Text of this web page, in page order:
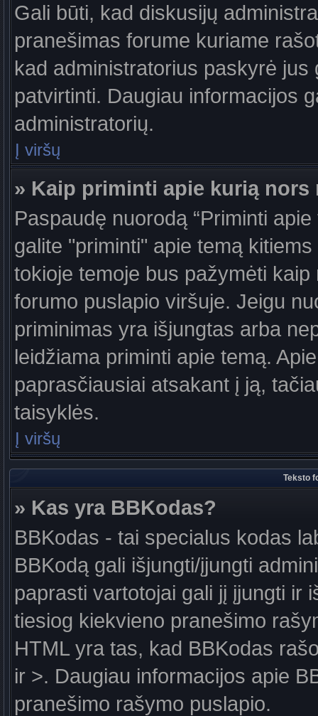
Gali būti, kad diskusijų
pranešimas forume kuriame
kad administratorius paskyrė
patvirtinti. Daugiau informacijos
administratorių.
Į viršų
» Kaip priminti apie kurią nors
Paspaudę nuorodą “Priminti
galite "priminti" apie temą
tokioje temoje bus pažymėti
forumo puslapio viršuje. Jeigu
priminimas yra išjungtas arba
leidžiama priminti apie temą.
paprasčiausiai atsakant į ją,
taisyklės.
Į viršų
Teksto
» Kas yra BBKodas?
BBKodas - tai specialus kodas
BBKodą gali išjungti/įjungti
paprasti vartotojai gali jį įjungti ir
tiesiog kiekvieno pranešimo
HTML yra tas, kad BBKodas
ir >. Daugiau informacijos apie
pranešimo rašymo puslapio.